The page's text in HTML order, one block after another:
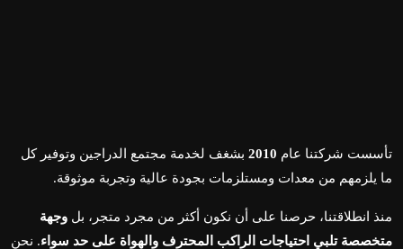
تأسست شركتنا عام 2010 بشغف لخدمة مجتمع الدراجين وتوفير كل
ما يلزمهم من معدات ومستلزمات بجودة عالية وتجربة موثوقة.
منذ انطلاقتنا، حرصنا على أن نكون أكثر من مجرد متجر، بل وجهة
متخصصة تلبي احتياجات الراكب المحترف والهواة على حد سواء. نحن